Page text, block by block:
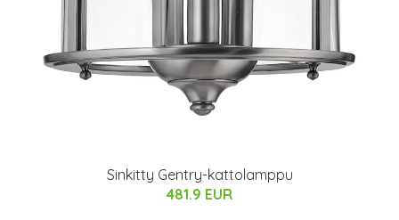
Sinkitty Gentry-kattolamppu
481.9 EUR